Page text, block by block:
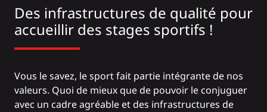
Des infrastructures de qualité pour
accueillir des stages sportifs !
Vous le savez, le sport fait partie intégrante de nos
valeurs. Quoi de mieux que de pouvoir le conjuguer
avec un cadre agréable et des infrastructures de